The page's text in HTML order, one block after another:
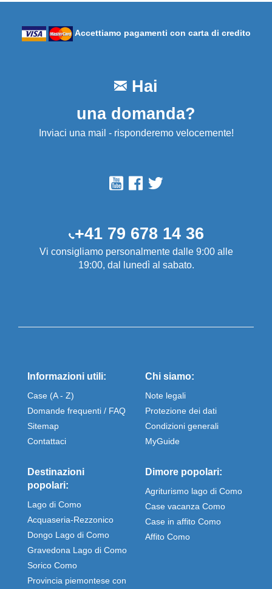
Accettiamo pagamenti con carta di credito
Hai
una domanda?
Inviaci una mail - risponderemo velocemente!
+41 79 678 14 36
Vi consigliamo personalmente dalle 9:00 alle
19:00, dal lunedì al sabato.
Informazioni utili:
Case (A - Z)
Domande frequenti / FAQ
Sitemap
Contattaci
Chi siamo:
Note legali
Protezione dei dati
Condizioni generali
MyGuide
Destinazioni
popolari:
Lago di Como
Acquaseria-Rezzonico
Dongo Lago di Como
Gravedona Lago di Como
Sorico Como
Provincia piemontese con
Dimore popolari:
Agriturismo lago di Como
Case vacanza Como
Case in affito Como
Affito Como